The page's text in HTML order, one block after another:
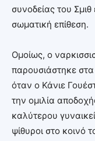
συνοδείας του
σωματική επίθεση.
Ομοίως, ο
παρουσιάστηκε
όταν ο Κάνιε
την ομιλία
καλύτερου
ψίθυροι στο κοινό